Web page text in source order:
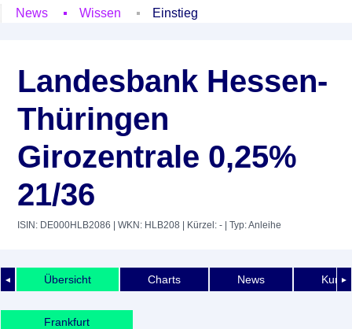
News
Wissen Einstieg
Landesbank Hessen-
Thüringen
Girozentrale 0,25%
21/36
ISIN: DE000HLB2086 | WKN: HLB208 | Kürzel: - | Typ: Anleihe
◄ ►
Übersicht Charts News
Frankfurt